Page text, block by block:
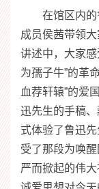
在馆区内的
成员侯茜带领
讲述中，大家
为孺子牛”的革
血荐轩辕”的爱
迅先生的手稿
式体验了鲁迅
受了那段为唤
严而掀起的伟